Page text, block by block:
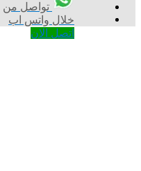
تواصل من
خلال واتس اب
اتصل الان